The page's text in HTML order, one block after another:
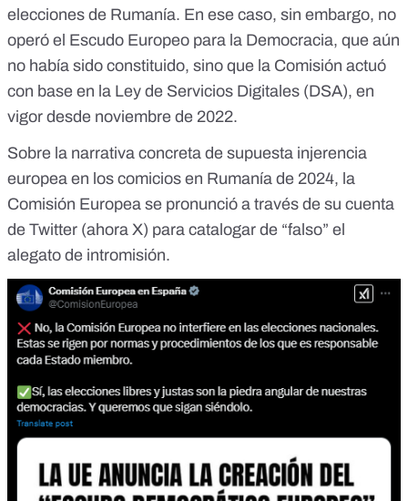
elecciones de Rumanía. En ese caso, sin embargo, no
operó el Escudo Europeo para la Democracia, que aún
no había sido constituido, sino que la Comisión actuó
con base en la Ley de Servicios Digitales (DSA), en
vigor desde noviembre de 2022.
Sobre la narrativa concreta de supuesta injerencia
europea en los comicios en Rumanía de 2024, la
Comisión Europea se pronunció a través de su cuenta
de Twitter (ahora X) para catalogar de “falso” el
alegato de intromisión.